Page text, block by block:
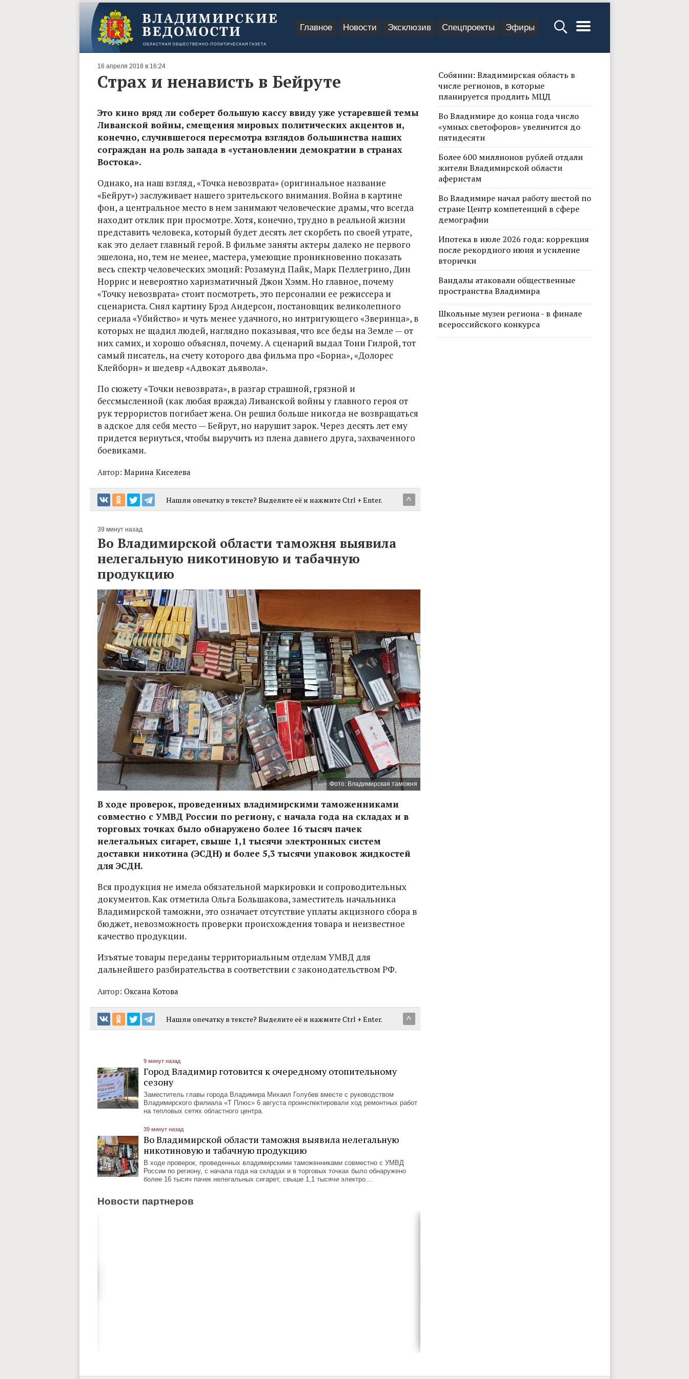
Главное Новости Эксклюзив Спецпроекты Эфиры
16 апреля 2018 в 16:24
Страх и ненависть в Бейруте
Это кино вряд ли соберет большую кассу ввиду уже устаревшей темы
Ливанской войны, смещения мировых политических акцентов и,
конечно, случившегося пересмотра взглядов большинства наших
сограждан на роль запада в «установлении демократии в странах
Востока».
Однако, на наш взгляд, «Точка невозврата» (оригинальное название
«Бейрут») заслуживает нашего зрительского внимания. Война в картине
фон, а центральное место в нем занимают человеческие драмы, что всегда
находит отклик при просмотре. Хотя, конечно, трудно в реальной жизни
представить человека, который будет десять лет скорбеть по своей утрате,
как это делает главный герой. В фильме заняты актеры далеко не первого
эшелона, но, тем не менее, мастера, умеющие проникновенно показать
весь спектр человеческих эмоций: Розамунд Пайк, Марк Пеллегрино, Дин
Норрис и невероятно харизматичный Джон Хэмм. Но главное, почему
«Точку невозврата» стоит посмотреть, это персоналии ее режиссера и
сценариста. Снял картину Брэд Андерсон, постановщик великолепного
сериала «Убийство» и чуть менее удачного, но интригующего «Зверинца», в
которых не щадил людей, наглядно показывая, что все беды на Земле — от
них самих, и хорошо объяснял, почему. А сценарий выдал Тони Гилрой, тот
самый писатель, на счету которого два фильма про «Борна», «Долорес
Клейборн» и шедевр «Адвокат дьявола».
По сюжету «Точки невозврата», в разгар страшной, грязной и
бессмысленной (как любая вражда) Ливанской войны у главного героя от
рук террористов погибает жена. Он решил больше никогда не возвращаться
в адское для себя место — Бейрут, но нарушит зарок. Через десять лет ему
придется вернуться, чтобы выручить из плена давнего друга, захваченного
боевиками.
Автор: Марина Киселева
^
Нашли опечатку в тексте? Выделите её и нажмите Ctrl + Enter.
39 минут назад
Во Владимирской области таможня выявила
нелегальную никотиновую и табачную
продукцию
Фото: Владимирская таможня
В ходе проверок, проведенных владимирскими таможенниками
совместно с УМВД России по региону, с начала года на складах и в
торговых точках было обнаружено более 16 тысяч пачек
нелегальных сигарет, свыше 1,1 тысячи электронных систем
доставки никотина (ЭСДН) и более 5,3 тысячи упаковок жидкостей
для ЭСДН.
Вся продукция не имела обязательной маркировки и сопроводительных
документов. Как отметила Ольга Большакова, заместитель начальника
Владимирской таможни, это означает отсутствие уплаты акцизного сбора в
бюджет, невозможность проверки происхождения товара и неизвестное
качество продукции.
Изъятые товары переданы территориальным отделам УМВД для
дальнейшего разбирательства в соответствии с законодательством РФ.
Автор: Оксана Котова
^
Нашли опечатку в тексте? Выделите её и нажмите Ctrl + Enter.
9 минут назад
Город Владимир готовится к очередному отопительному
сезону
Заместитель главы города Владимира Михаил Голубев вместе с руководством
Владимирского филиала «Т Плюс» 6 августа проинспектировали ход ремонтных работ
на тепловых сетях областного центра.
39 минут назад
Во Владимирской области таможня выявила нелегальную
никотиновую и табачную продукцию
В ходе проверок, проведенных владимирскими таможенниками совместно с УМВД
России по региону, с начала года на складах и в торговых точках было обнаружено
более 16 тысяч пачек нелегальных сигарет, свыше 1,1 тысячи электро…
Новости партнеров
Собянин: Владимирская область в
числе регионов, в которые
планируется продлить МЦД
Во Владимире до конца года число
«умных светофоров» увеличится до
пятидесяти
Более 600 миллионов рублей отдали
жители Владимирской области
аферистам
Во Владимире начал работу шестой по
стране Центр компетенций в сфере
демографии
Ипотека в июле 2026 года: коррекция
после рекордного июня и усиление
вторички
Вандалы атаковали общественные
пространства Владимира
Школьные музеи региона - в финале
всероссийского конкурса